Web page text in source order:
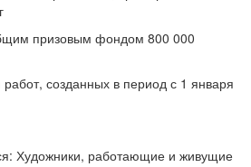
призовым фондом 800 000
созданных в период с 1 января
Художники, работающие и живущие